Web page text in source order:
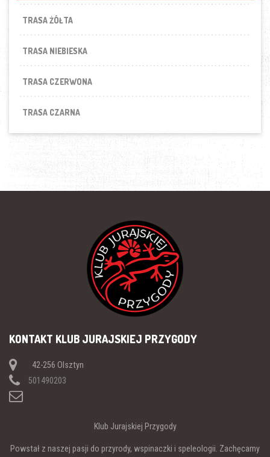
TRASA ŻÓŁTA
TRASA NIEBIESKA
TRASA CZERWONA
TRASA CZARNA
KONTAKT KLUB JURAJSKIEJ PRZYGODY
42-256 Olsztyn
501490203
Klub Jurajskiej Przygody
Powstał z naszej pasji do przyrody, wspinaczki i speleologii. Zachęcamy